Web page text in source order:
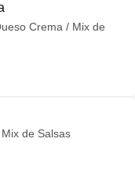
Crema / Mix de
de Salsas